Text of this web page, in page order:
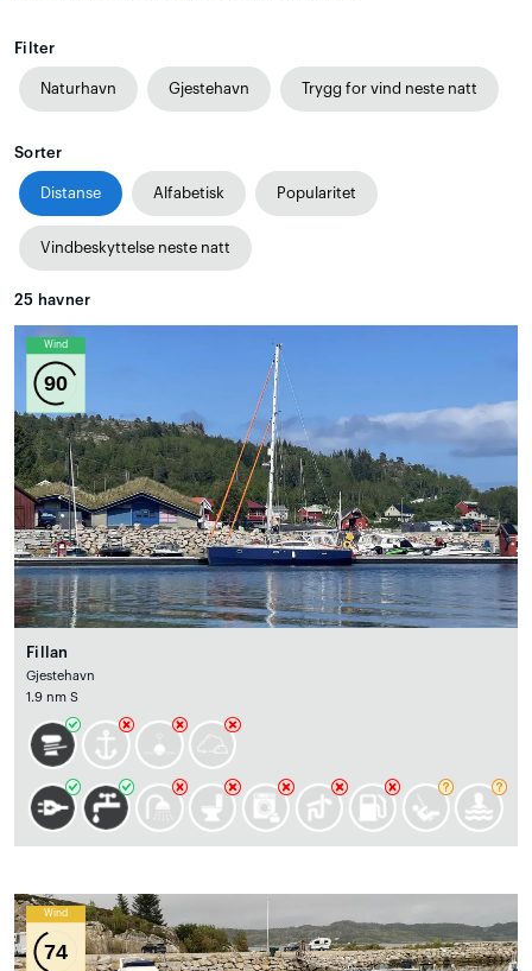
Filter
Naturhavn Gjestehavn Trygg for vind neste natt
Sorter
Distanse Alfabetisk Popularitet
Vindbeskyttelse neste natt
25 havner
Wind
90
Fillan
Gjestehavn
1.9 nm S
Wind
74